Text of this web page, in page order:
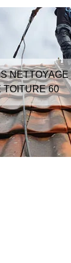
NETTOYAGE
TOITURE 60